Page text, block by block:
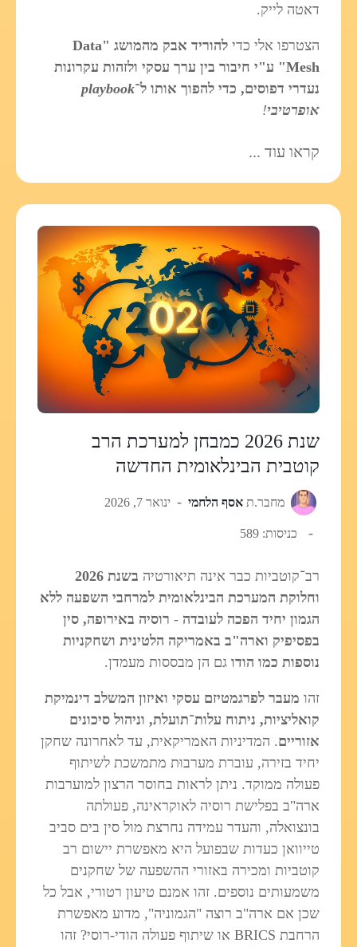
דאטה לייק.
הצטרפו אלי כדי
להוריד אבק מהמושג "Data
Mesh" ע"י חיבור בין ערך עסקי ולזהות עקרונות
נעדרי דפוסים, כדי להפוך אותו ל־playbook
אופרטיבי!
קראו עוד ...
שנת 2026 כמבחן למערכת הרב
קוטבית הבינלאומית החדשה
מחבר.ת אסף הלחמי ינואר 7, 2026
כניסות: 589
רב־קוטביות כבר אינה תיאורטיה
בשנת 2026
וחלוקת המערכת הבינלאומית למרחבי השפעה ללא
הגמון יחיד הפכה לעובדה - רוסיה באירופה, סין
בפסיפיק וארה"ב באמריקה הלטינית ושחקניות
נוספות כמו הודו גם הן מבססות מעמדן.
זהו מעבר לפרגמטיזם עסקי ואיזון המשלב דינמיקת
קואליציות, ניתוח עלות־תועלת, וניהול סיכונים
אזוריים. המדיניות האמריקאית, עד לאחרונה שחקן
יחיד בזירה, עוברת מערבוּת מתמשכת לשיתוף
פעולה ממוקד. ניתן לראות בחוסר הרצון למוערבות
ארה"ב בפלישת רוסיה לאוקראינה, פעולתה
בונצואלה, והעדר עמידה נחרצת מול סין בים סביב
טייוואן כעדות שבפועל היא מאפשרת יישום רב
קוטביות ומכירה באזורי ההשפעה של שחקנים
משמעותים נוספים. זהו אמנם טיעון רטורי, אבל כל
שכן אם ארה"ב רוצה "הגמוניה", מדוע מאפשרת
הרחבת BRICS או שיתוף פעולה הודי-רוסי? זהו